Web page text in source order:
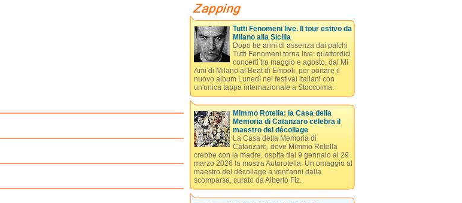
Tutti Fenomeni live. Il tour estivo da
Milano alla Sicilia
Dopo tre anni di assenza dai palchi
Tutti Fenomeni torna live: quattordici
concerti tra maggio e agosto, dal Mi
Ami di Milano al Beat di Empoli, per portare il
nuovo album Lunedì nei festival italiani con
un'unica tappa internazionale a Stoccolma.
Mimmo Rotella: la Casa della
Memoria di Catanzaro celebra il
maestro del décollage
La Casa della Memoria di
Catanzaro, dove Mimmo Rotella
crebbe con la madre, ospita dal 9 gennaio al 29
marzo 2026 la mostra Autorotella. Un omaggio al
maestro del décollage a vent'anni dalla
scomparsa, curato da Alberto Fiz.